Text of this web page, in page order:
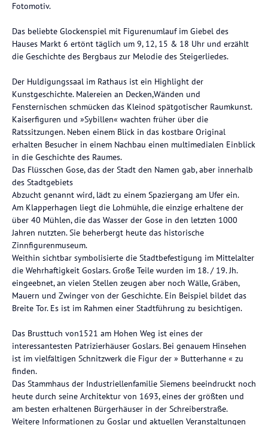
Fotomotiv.
Das beliebte Glockenspiel mit Figurenumlauf im Giebel des
Hauses Markt 6 ertönt täglich um 9, 12, 15 & 18 Uhr und erzählt
die Geschichte des Bergbaus zur Melodie des Steigerliedes.
Der Huldigungssaal im Rathaus ist ein Highlight der
Kunstgeschichte. Malereien an Decken,Wänden und
Fensternischen schmücken das Kleinod spätgotischer Raumkunst.
Kaiserfiguren und »Sybillen« wachten früher über die
Ratssitzungen. Neben einem Blick in das kostbare Original
erhalten Besucher in einem Nachbau einen multimedialen Einblick
in die Geschichte des Raumes.
Das Flüsschen Gose, das der Stadt den Namen gab, aber innerhalb
des Stadtgebiets
Abzucht genannt wird, lädt zu einem Spaziergang am Ufer ein.
Am Klapperhagen liegt die Lohmühle, die einzige erhaltene der
über 40 Mühlen, die das Wasser der Gose in den letzten 1000
Jahren nutzten. Sie beherbergt heute das historische
Zinnfigurenmuseum.
Weithin sichtbar symbolisierte die Stadtbefestigung im Mittelalter
die Wehrhaftigkeit Goslars. Große Teile wurden im 18. / 19. Jh.
eingeebnet, an vielen Stellen zeugen aber noch Wälle, Gräben,
Mauern und Zwinger von der Geschichte. Ein Beispiel bildet das
Breite Tor. Es ist im Rahmen einer Stadtführung zu besichtigen.
Das Brusttuch von1521 am Hohen Weg ist eines der
interessantesten Patrizierhäuser Goslars. Bei genauem Hinsehen
ist im vielfältigen Schnitzwerk die Figur der » Butterhanne « zu
finden.
Das Stammhaus der Industriellenfamilie Siemens beeindruckt noch
heute durch seine Architektur von 1693, eines der größten und
am besten erhaltenen Bürgerhäuser in der Schreiberstraße.
Weitere Informationen zu Goslar und aktuellen Veranstaltungen